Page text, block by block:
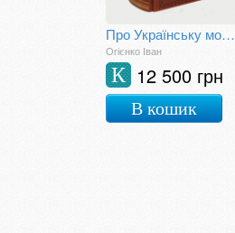
Про Українську мову і книгу
Огієнко Іван
12 500 грн
К
В кошик